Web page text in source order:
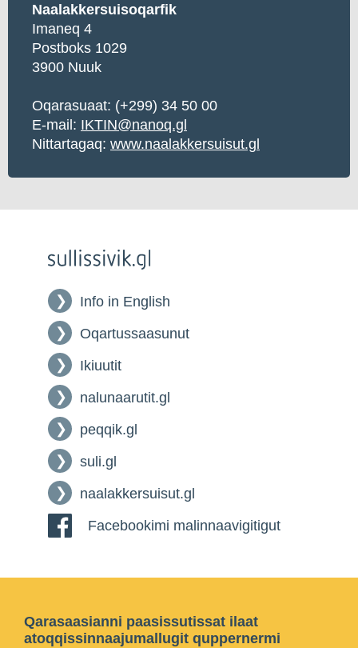
Naalakkersuisoqarfik
Imaneq 4
Postboks 1029
3900 Nuuk
Oqarasuaat: (+299) 34 50 00
E-mail: IKTIN@nanoq.gl
Nittartagaq: www.naalakkersuisut.gl
Info in English
Oqartussaasunut
Ikiuutit
nalunaarutit.gl
peqqik.gl
suli.gl
naalakkersuisut.gl
Facebookimi malinnaavigitigut
Qarasaasianni paasissutissat ilaat
atoqqissinnaajumallugit quppernermi